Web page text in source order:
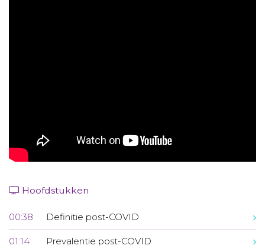
Hoofdstukken
00:38 Definitie post-COVID
01:14 Prevalentie post-COVID